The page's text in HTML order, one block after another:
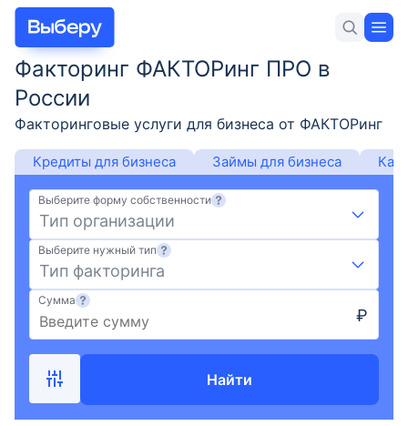
Для себя Для бизнеса Новости и статьи
Лучшие предложения
РКО
Кредиты для бизнеса
Регистрация бизнеса
Факторинг ФАКТОРинг ПРО в
России
Факторинговые услуги для бизнеса от ФАКТОРинг
ПРО: актуальные условия на сегодня 07.08.2026,
ставки, сроки, суммы финансирования
юридических лиц и ИП, онлайн-заявка на
оформление на Выберу.ру
Кредиты для бизнеса Займы для бизнеса
Выберите форму собственности
Тип организации
Выберите нужный тип
Тип факторинга
Сумма
₽
Найти